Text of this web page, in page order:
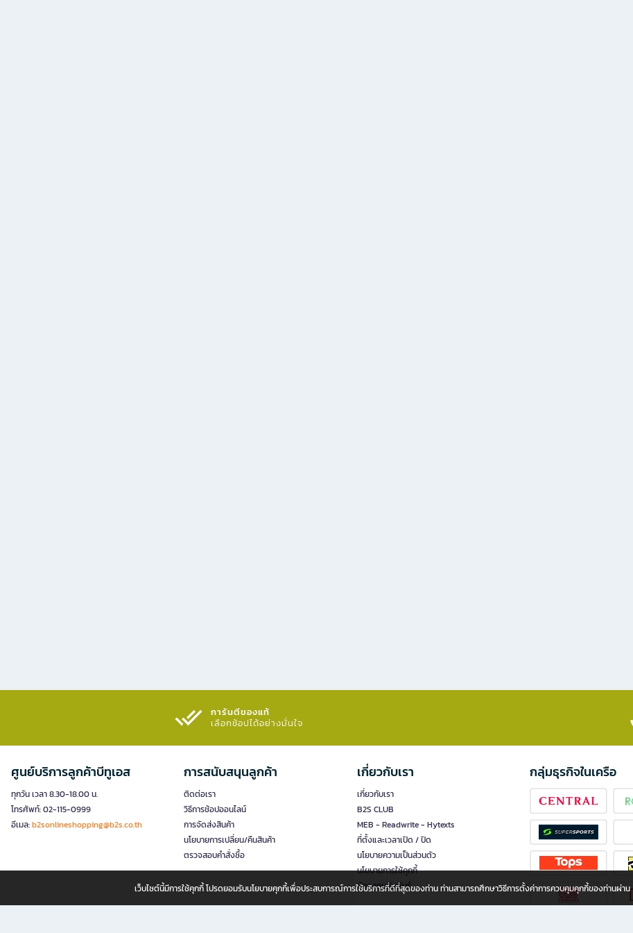
การันตีของแท้
เลือกช้อปได้อย่างมั่นใจ​
ศูนย์บริการลูกค้าบีทูเอส
ทุกวัน เวลา 8.30-18.00 น.
โทรศัพท์: 02-115-0999
อีเมล:b2sonlineshopping@b2s.co.th
การสนับสนุนลูกค้า
ติดต่อเรา
วิธีการช้อปออนไลน์
การจัดส่งสินค้า
นโยบายการเปลี่ยน/คืนสินค้า
ตรวจสอบคำสั่งซื้อ
เกี่ยวกับเรา
เกี่ยวกับเรา
B2S CLUB
MEB - Readwrite - Hytexts
ที่ตั้งและเวลาเปิด / ปิด
นโยบายความเป็นส่วนตัว
นโยบายการใช้คุกกี้
นักลงทุนสัมพันธ์
กลุ่มธุรกิจในเครือ
เว็บไซต์นี้มีการใช้คุกกี้ โปรดยอมรับนโยบายคุกกี้เพื่อประสบการณ์การใช้บริการที่ดีที่สุดของท่าน ท่านสามารถศึกษาวิธีการตั้งค่าการควบคุมคุกกี้ของท่านผ่าน